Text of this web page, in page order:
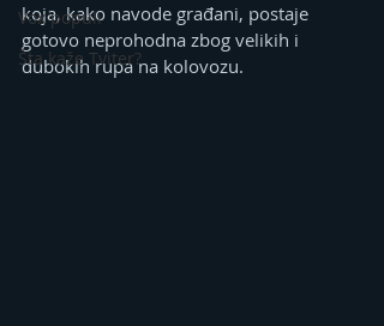
Vox populi
Šta kaže Tviter?
koja, kako navode građani, postaje
gotovo neprohodna zbog velikih i
dubokih rupa na kolovozu.